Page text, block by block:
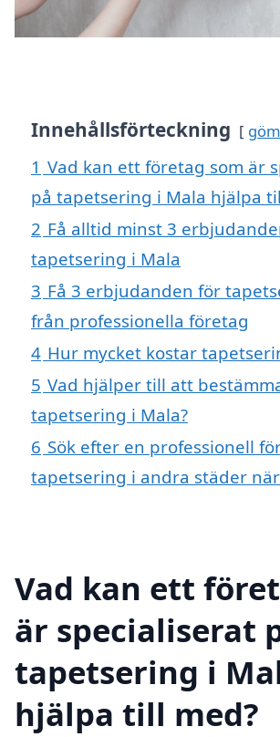
Innehållsförteckning
1 Vad kan ett företag som är
på tapetsering i Mala hjälpa
2 Få alltid minst 3
tapetsering i Mala
3 Få 3 erbjudanden för
från professionella företag
4 Hur mycket kostar
5 Vad hjälper till att
tapetsering i Mala?
6 Sök efter en professionell
tapetsering i andra städer
Vad kan ett
är specialiserat
tapetsering i
hjälpa till med?